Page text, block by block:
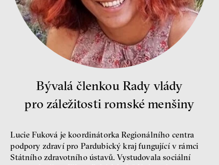
Petr Bittner
peníze
Nová pravidla
Jakub Rákosník
Lucie Trlifajová
Kateřina Smejkalová
nerovnost ekonomika
Bývalá členkou Rady vlády
pro záležitosti romské menšiny
Lucie Fuková je koordinátorka Regionálního centra
podpory zdraví pro Pardubický kraj fungující v rámci
Státního zdravotního ústavů. Vystudovala sociální